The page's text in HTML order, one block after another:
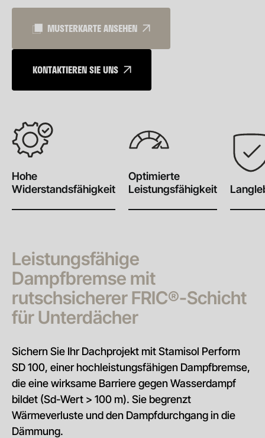
MUSTERKARTE ANSEHEN
KONTAKTIEREN SIE UNS
Hohe
Widerstandsfähigkeit
Optimierte
Leistungsfähigkeit
Leistungsfähige
Dampfbremse mit
rutschsicherer FRIC®-Schicht
für Unterdächer
Sichern Sie Ihr Dachprojekt mit Stamisol Perform
SD 100, einer hochleistungsfähigen Dampfbremse,
die eine wirksame Barriere gegen Wasserdampf
bildet (Sd-Wert > 100 m). Sie begrenzt
Wärmeverluste und den Dampfdurchgang in die
Dämmung.